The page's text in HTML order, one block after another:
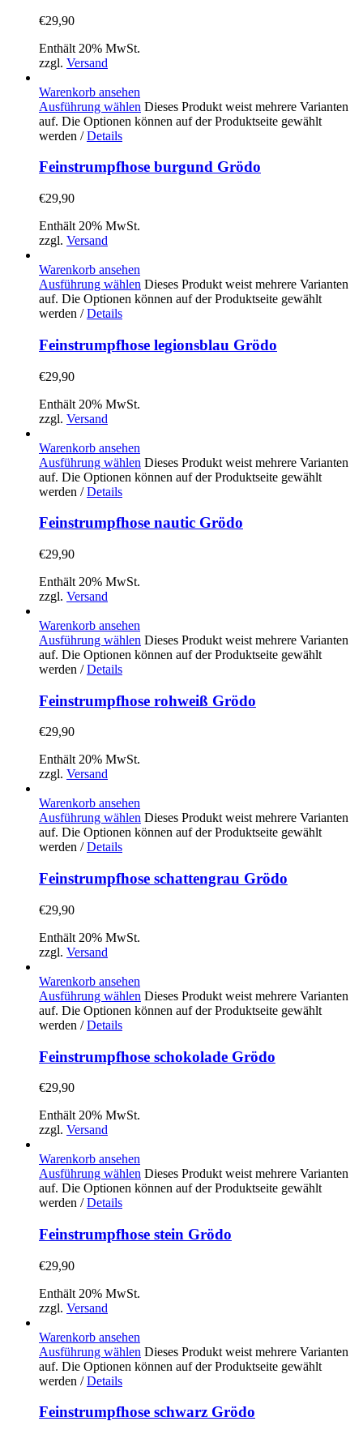
€29,90
Enthält 20% MwSt.
zzgl. Versand
Warenkorb ansehen
Ausführung wählen Dieses Produkt weist mehrere Varianten
auf. Die Optionen können auf der Produktseite gewählt
werden / Details
Feinstrumpfhose burgund Grödo
€29,90
Enthält 20% MwSt.
zzgl. Versand
Warenkorb ansehen
Ausführung wählen Dieses Produkt weist mehrere Varianten
auf. Die Optionen können auf der Produktseite gewählt
werden / Details
Feinstrumpfhose legionsblau Grödo
€29,90
Enthält 20% MwSt.
zzgl. Versand
Warenkorb ansehen
Ausführung wählen Dieses Produkt weist mehrere Varianten
auf. Die Optionen können auf der Produktseite gewählt
werden / Details
Feinstrumpfhose nautic Grödo
€29,90
Enthält 20% MwSt.
zzgl. Versand
Warenkorb ansehen
Ausführung wählen Dieses Produkt weist mehrere Varianten
auf. Die Optionen können auf der Produktseite gewählt
werden / Details
Feinstrumpfhose rohweiß Grödo
€29,90
Enthält 20% MwSt.
zzgl. Versand
Warenkorb ansehen
Ausführung wählen Dieses Produkt weist mehrere Varianten
auf. Die Optionen können auf der Produktseite gewählt
werden / Details
Feinstrumpfhose schattengrau Grödo
€29,90
Enthält 20% MwSt.
zzgl. Versand
Warenkorb ansehen
Ausführung wählen Dieses Produkt weist mehrere Varianten
auf. Die Optionen können auf der Produktseite gewählt
werden / Details
Feinstrumpfhose schokolade Grödo
€29,90
Enthält 20% MwSt.
zzgl. Versand
Warenkorb ansehen
Ausführung wählen Dieses Produkt weist mehrere Varianten
auf. Die Optionen können auf der Produktseite gewählt
werden / Details
Feinstrumpfhose stein Grödo
€29,90
Enthält 20% MwSt.
zzgl. Versand
Warenkorb ansehen
Ausführung wählen Dieses Produkt weist mehrere Varianten
auf. Die Optionen können auf der Produktseite gewählt
werden / Details
Feinstrumpfhose schwarz Grödo